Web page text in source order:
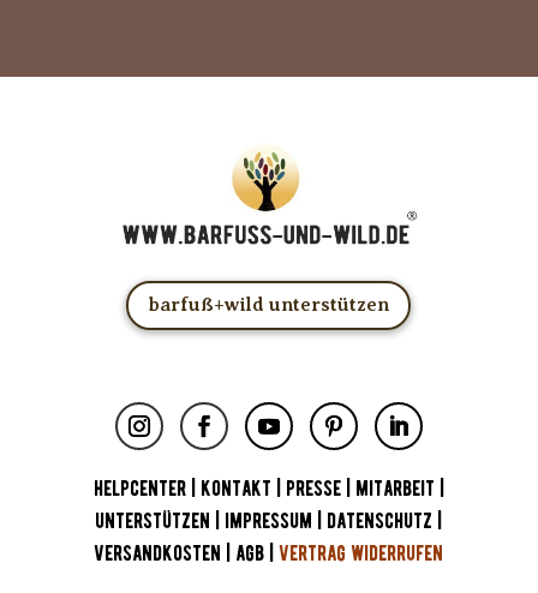
barfuß+wild unterstützen
HELPCENTER| KONTAKT PRESSE| MITARBEIT
UNTERSTÜTZEN
IMPRESSUM DATENSCHUTZ
VERSANDKOSTEN
AGB |VERTRAG WIDERRUFEN